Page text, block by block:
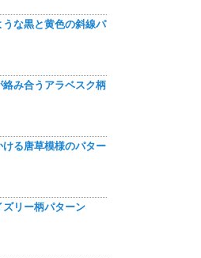
な黒と黄色の斜線パ
み合うアラベスク柄
る唐草模様のパター
リー柄パターン